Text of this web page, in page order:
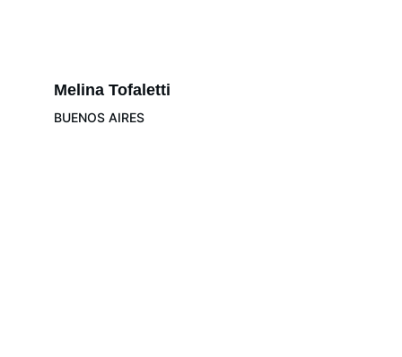
Melina Tofaletti
BUENOS AIRES